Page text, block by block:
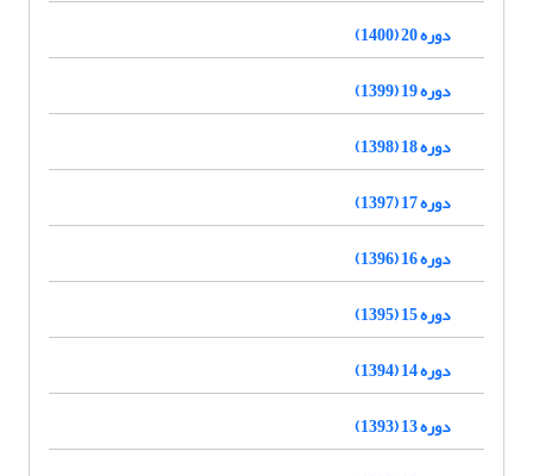
دوره 20 (1400)
دوره 19 (1399)
دوره 18 (1398)
دوره 17 (1397)
دوره 16 (1396)
دوره 15 (1395)
دوره 14 (1394)
دوره 13 (1393)